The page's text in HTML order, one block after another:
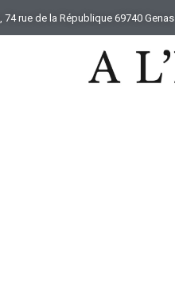
rue de la République 69740 Genas